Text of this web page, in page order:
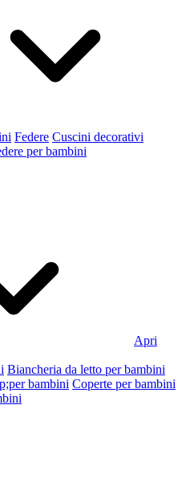
Federe Cuscini decorativi
per bambini
Apri
Biancheria da letto per bambini
bambini Coperte per bambini